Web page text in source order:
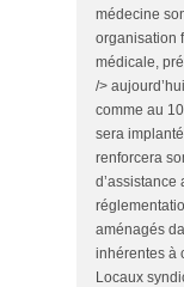
médecine
organisation
médicale,
/>
comme au
sera
renforcera
d’assistance
aménagés
inhérentes à
Locaux